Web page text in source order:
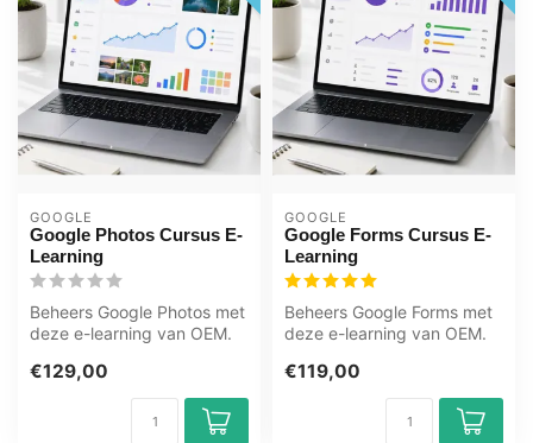
GOOGLE
Google Photos Cursus E-
Learning
Beheers Google Photos met
deze e-learning van OEM.
uw...
€129,00
GOOGLE
Google Forms Cursus E-
Learning
Beheers Google Forms met
deze e-learning van OEM.
uw ...
€119,00